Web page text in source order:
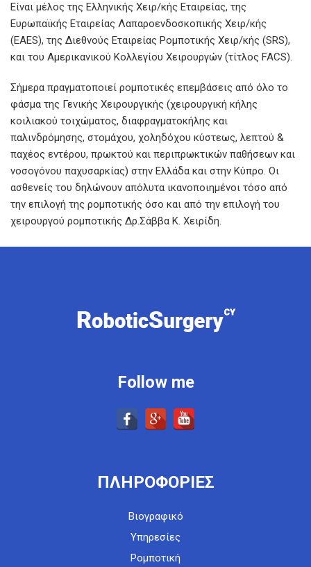
Είναι μέλος της Ελληνικής Χειρ/κής Εταιρείας, της
Ευρωπαϊκής Εταιρείας Λαπαροενδοσκοπικής Χειρ/κής
(EAES), της Διεθνούς Εταιρείας Ρομποτικής Χειρ/κής (SRS),
και του Αμερικανικού Κολλεγίου Χειρουργών (τίτλος FACS).
Σήμερα πραγματοποιεί ρομποτικές επεμβάσεις από όλο το
φάσμα της Γενικής Χειρουργικής (χειρουργική κήλης
κοιλιακού τοιχώματος, διαφραγματοκήλης και
παλινδρόμησης, στομάχου, χοληδόχου κύστεως, λεπτού &
παχέος εντέρου, πρωκτού και περιπρωκτικών παθήσεων και
νοσογόνου παχυσαρκίας) στην Ελλάδα και στην Κύπρο. Οι
ασθενείς του δηλώνουν απόλυτα ικανοποιημένοι τόσο από
την επιλογή της ρομποτικής όσο και από την επιλογή του
χειρουργού ρομποτικής Δρ.Σάββα Κ. Χειρίδη.
Follow me
ΠΛΗΡΟΦΟΡΙΕΣ
Βιογραφικό
Υπηρεσίες
Ρομποτική